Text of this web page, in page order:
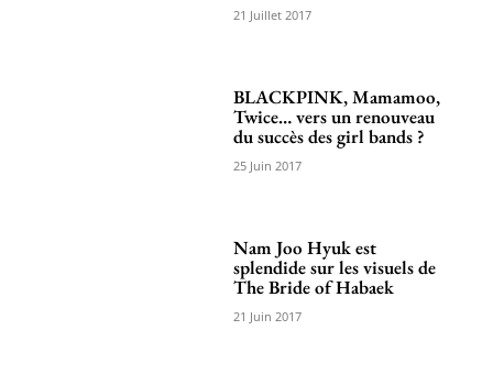
21 Juillet 2017
BLACKPINK, Mamamoo,
Twice… vers un renouveau
du succès des girl bands ?
25 Juin 2017
Nam Joo Hyuk est
splendide sur les visuels de
The Bride of Habaek
21 Juin 2017